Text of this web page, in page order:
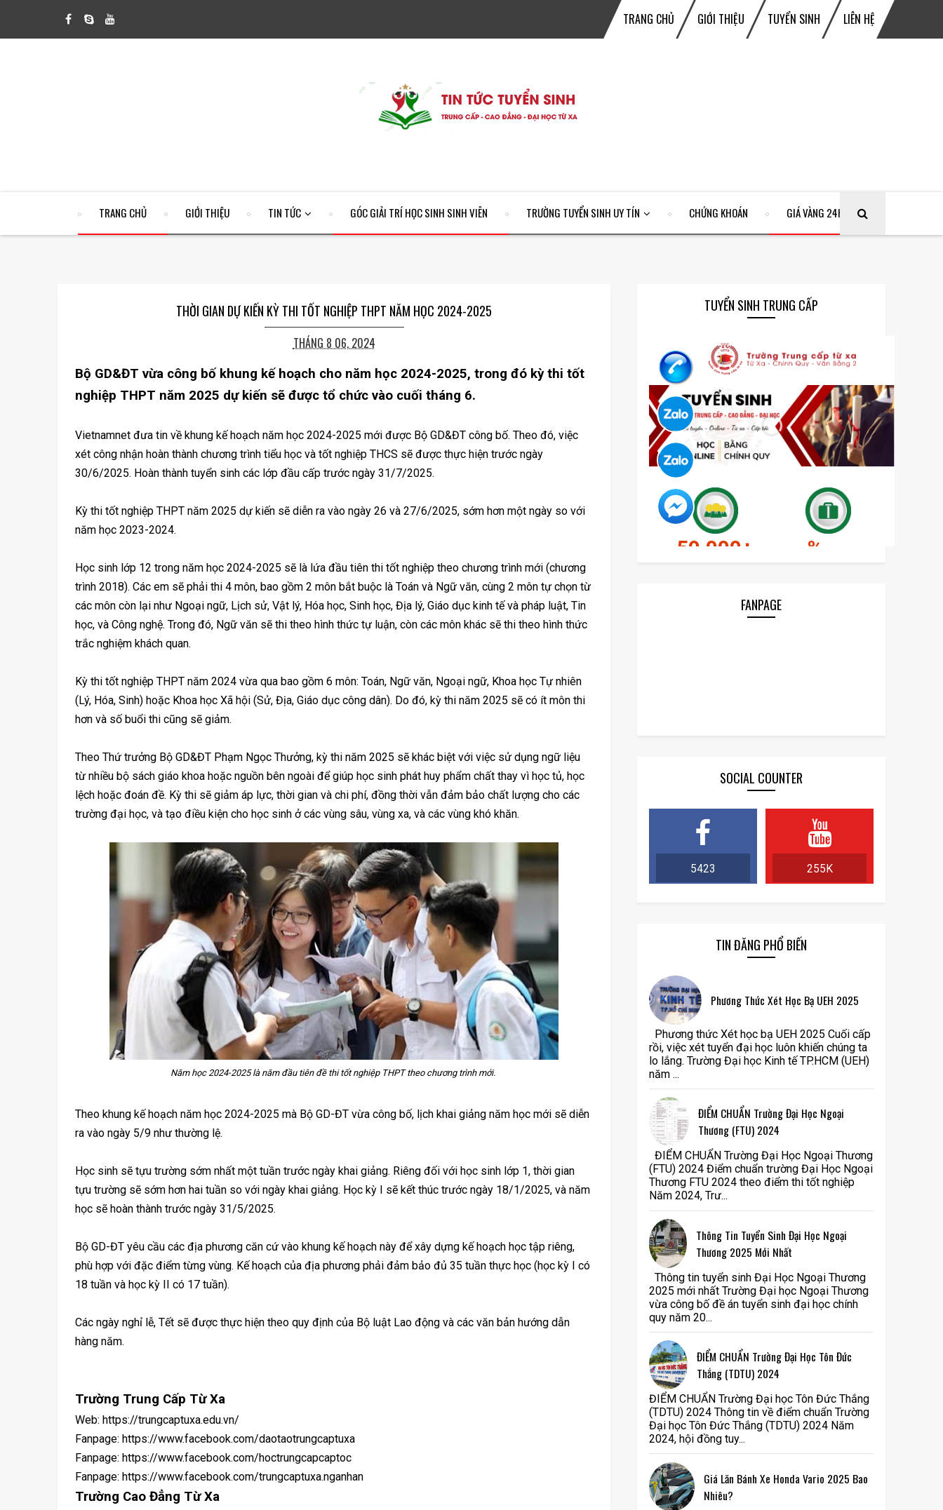
TRANG CHỦ GIỚI THIỆU TUYỂN SINH LIÊN HỆ
TRANG CHỦ GIỚI THIỆU TIN TỨC GÓC GIẢI TRÍ HỌC SINH SINH VIÊN TRƯỜNG TUYỂN SINH UY TÍN CHỨNG KHOÁN GIÁ VÀNG 24H
THỜI GIAN DỰ KIẾN KỲ THI TỐT NGHIỆP THPT NĂM HỌC 2024-2025
THÁNG 8 06, 2024
Bộ GD&ĐT vừa công bố khung kế hoạch cho năm học 2024-2025, trong đó kỳ thi tốt
nghiệp THPT năm 2025 dự kiến sẽ được tổ chức vào cuối tháng 6.
Vietnamnet đưa tin về khung kế hoạch năm học 2024-2025 mới được Bộ GD&ĐT công bố. Theo đó, việc
xét công nhận hoàn thành chương trình tiểu học và tốt nghiệp THCS sẽ được thực hiện trước ngày
30/6/2025. Hoàn thành tuyển sinh các lớp đầu cấp trước ngày 31/7/2025.
Kỳ thi tốt nghiệp THPT năm 2025 dự kiến sẽ diễn ra vào ngày 26 và 27/6/2025, sớm hơn một ngày so với
năm học 2023-2024.
Học sinh lớp 12 trong năm học 2024-2025 sẽ là lứa đầu tiên thi tốt nghiệp theo chương trình mới (chương
trình 2018). Các em sẽ phải thi 4 môn, bao gồm 2 môn bắt buộc là Toán và Ngữ văn, cùng 2 môn tự chọn từ
các môn còn lại như Ngoại ngữ, Lịch sử, Vật lý, Hóa học, Sinh học, Địa lý, Giáo dục kinh tế và pháp luật, Tin
học, và Công nghệ. Trong đó, Ngữ văn sẽ thi theo hình thức tự luận, còn các môn khác sẽ thi theo hình thức
trắc nghiệm khách quan.
Kỳ thi tốt nghiệp THPT năm 2024 vừa qua bao gồm 6 môn: Toán, Ngữ văn, Ngoại ngữ, Khoa học Tự nhiên
(Lý, Hóa, Sinh) hoặc Khoa học Xã hội (Sử, Địa, Giáo dục công dân). Do đó, kỳ thi năm 2025 sẽ có ít môn thi
hơn và số buổi thi cũng sẽ giảm.
Theo Thứ trưởng Bộ GD&ĐT Phạm Ngọc Thưởng, kỳ thi năm 2025 sẽ khác biệt với việc sử dụng ngữ liệu
từ nhiều bộ sách giáo khoa hoặc nguồn bên ngoài để giúp học sinh phát huy phẩm chất thay vì học tủ, học
lệch hoặc đoán đề. Kỳ thi sẽ giảm áp lực, thời gian và chi phí, đồng thời vẫn đảm bảo chất lượng cho các
trường đại học, và tạo điều kiện cho học sinh ở các vùng sâu, vùng xa, và các vùng khó khăn.
Năm học 2024-2025 là năm đầu tiên đề thi tốt nghiệp THPT theo chương trình mới.
Theo khung kế hoạch năm học 2024-2025 mà Bộ GD-ĐT vừa công bố, lịch khai giảng năm học mới sẽ diễn
ra vào ngày 5/9 như thường lệ.
Học sinh sẽ tựu trường sớm nhất một tuần trước ngày khai giảng. Riêng đối với học sinh lớp 1, thời gian
tựu trường sẽ sớm hơn hai tuần so với ngày khai giảng. Học kỳ I sẽ kết thúc trước ngày 18/1/2025, và năm
học sẽ hoàn thành trước ngày 31/5/2025.
Bộ GD-ĐT yêu cầu các địa phương căn cứ vào khung kế hoạch này để xây dựng kế hoạch học tập riêng,
phù hợp với đặc điểm từng vùng. Kế hoạch của địa phương phải đảm bảo đủ 35 tuần thực học (học kỳ I có
18 tuần và học kỳ II có 17 tuần).
Các ngày nghỉ lễ, Tết sẽ được thực hiện theo quy định của Bộ luật Lao động và các văn bản hướng dẫn
hàng năm.
Trường Trung Cấp Từ Xa
Web: https://trungcaptuxa.edu.vn/
Fanpage: https://www.facebook.com/daotaotrungcaptuxa
Fanpage: https://www.facebook.com/hoctrungcapcaptoc
Fanpage: https://www.facebook.com/trungcaptuxa.nganhan
Trường Cao Đẳng Từ Xa
TUYỂN SINH TRUNG CẤP
FANPAGE
SOCIAL COUNTER
5423 255K
TIN ĐĂNG PHỔ BIẾN
Phương Thức Xét Học Bạ UEH 2025
Phương thức Xét học bạ UEH 2025 Cuối cấp
rồi, việc xét tuyển đại học luôn khiến chúng ta
lo lắng. Trường Đại học Kinh tế TP.HCM (UEH)
năm ...
ĐIỂM CHUẨN Trường Đại Học Ngoại
Thương (FTU) 2024
ĐIỂM CHUẨN Trường Đại Học Ngoại Thương
(FTU) 2024 Điểm chuẩn trường Đại Học Ngoại
Thương FTU 2024 theo điểm thi tốt nghiệp
Năm 2024, Trư...
Thông Tin Tuyển Sinh Đại Học Ngoại
Thương 2025 Mới Nhất
Thông tin tuyển sinh Đại Học Ngoại Thương
2025 mới nhất Trường Đại học Ngoại Thương
vừa công bố đề án tuyển sinh đại học chính
quy năm 20...
ĐIỂM CHUẨN Trường Đại Học Tôn Đức
Thắng (TDTU) 2024
ĐIỂM CHUẨN Trường Đại học Tôn Đức Thắng
(TDTU) 2024 Thông tin về điểm chuẩn Trường
Đại học Tôn Đức Thắng (TDTU) 2024 Năm
2024, hội đồng tuy...
Giá Lăn Bánh Xe Honda Vario 2025 Bao
Nhiêu?